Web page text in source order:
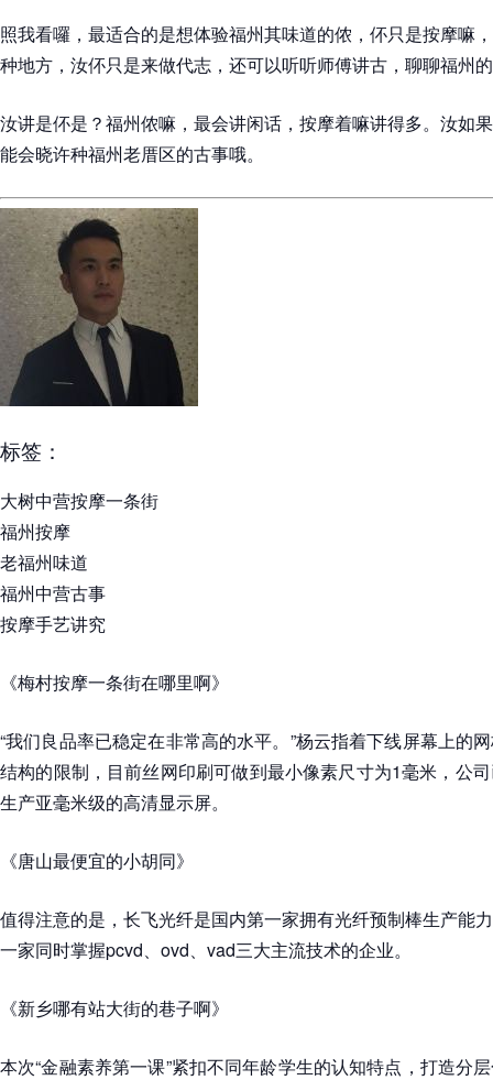
照我看囉，最适合的是想体验福州其味道的侬，伓只是按摩嘛
种地方，汝伓只是来做代志，还可以听听师傅讲古，聊聊福州
汝讲是伓是？福州侬嘛，最会讲闲话，按摩着嘛讲得多。汝如
能会晓许种福州老厝区的古事哦。
标签：
大树中营按摩一条街
福州按摩
老福州味道
福州中营古事
按摩手艺讲究
《梅村按摩一条街在哪里啊》
“我们良品率已稳定在非常高的水平。”杨云指着下线屏幕上的
结构的限制，目前丝网印刷可做到最小像素尺寸为1毫米，公
生产亚毫米级的高清显示屏。
《唐山最便宜的小胡同》
值得注意的是，长飞光纤是国内第一家拥有光纤预制棒生产能
一家同时掌握pcvd、ovd、vad三大主流技术的企业。
《新乡哪有站大街的巷子啊》
本次“金融素养第一课”紧扣不同年龄学生的认知特点，打造分